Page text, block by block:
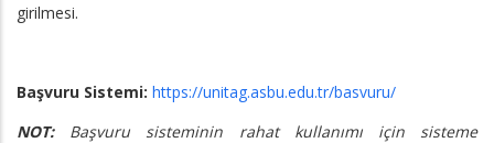
girilmesi.
Başvuru Sistemi: https://unitag.asbu.edu.tr/basvuru/
NOT:Başvuru sisteminin rahat kullanımı için sisteme